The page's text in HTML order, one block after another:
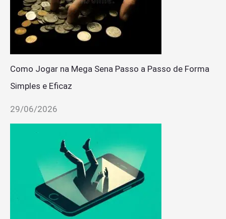
Como Jogar na Mega Sena Passo a Passo de Forma
Simples e Eficaz
29/06/2026